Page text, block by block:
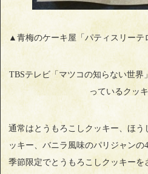
▲青梅のケーキ屋「パティスリーテ
TBSテレビ「マツコの知らない世界
っているクッ
通常はとうもろこしクッキー、ほう
ッキー、バニラ風味のパリジャンの
季節限定でとうもろこしクッキーを